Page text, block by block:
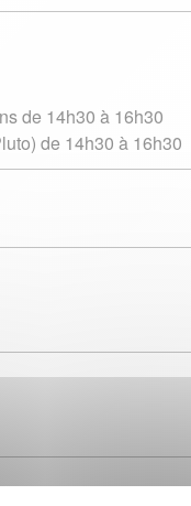
de 14h30 à 16h30
de 14h30 à 16h30